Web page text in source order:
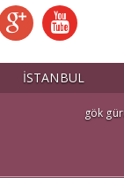
İSTANBUL
gök